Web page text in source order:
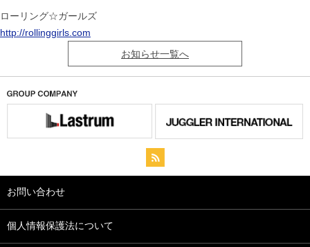
ローリング☆ガールズ
http://rollinggirls.com
お知らせ一覧へ
お問い合わせ
個人情報保護法について